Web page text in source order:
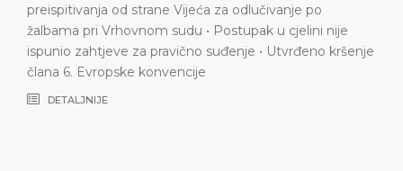
za odlučivanje po
Postupak u cjelini nije
• Utvrđeno kršenje